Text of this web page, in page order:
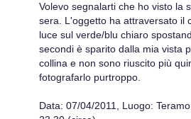
Volevo segnalarti che ho visto la
sera. L'oggetto ha attraversato il
luce sul verde/blu chiaro
secondi è sparito dalla mia vista
collina e non sono riuscito più
fotografarlo purtroppo.
Data: 07/04/2011, Luogo: